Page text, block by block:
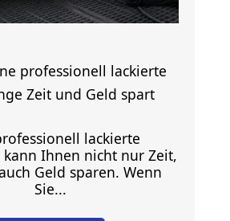
professionell lackierte
Zeit und Geld spart
lackierte
kann Ihnen nicht nur Zeit,
Geld sparen. Wenn
Sie...